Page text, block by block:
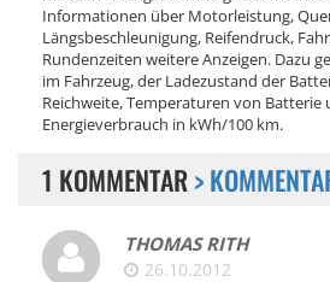
Informationen über Motorleistung,
Längsbeschleunigung, Reifendruck,
Rundenzeiten weitere Anzeigen. Dazu
im Fahrzeug, der Ladezustand der
Reichweite, Temperaturen von
Energieverbrauch in kWh/100 km.
1 KOMMENTAR>
THOMAS RITH
26.10.2012